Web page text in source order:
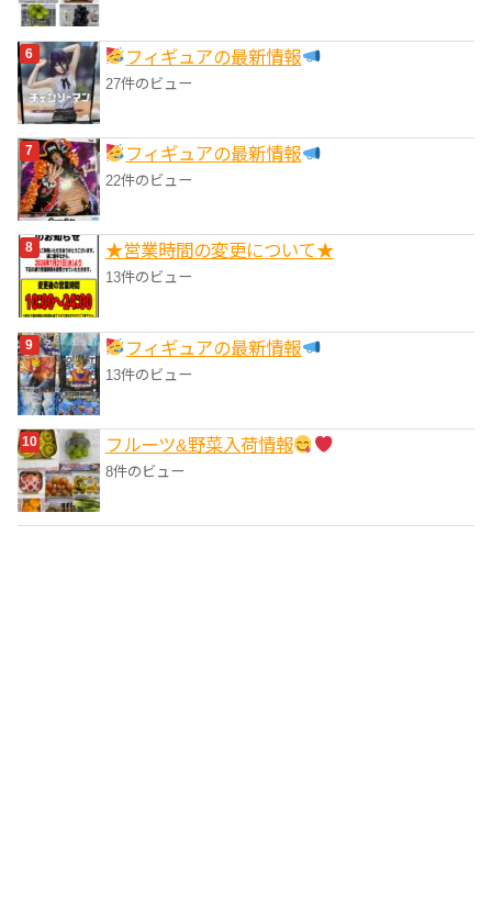
フィギュアの最新情報
27件のビュー
フィギュアの最新情報
22件のビュー
★営業時間の変更について★
13件のビュー
フィギュアの最新情報
13件のビュー
フルーツ&野菜入荷情報
8件のビュー